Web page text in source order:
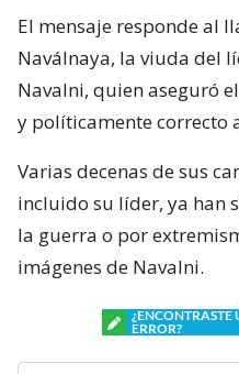
El mensaje responde al
Naválnaya, la viuda del
Navalni, quien aseguró
y políticamente correcto
Varias decenas de sus
incluido su líder, ya han
la guerra o por
imágenes de Navalni.
¿ENCONTRASTE
ERROR?